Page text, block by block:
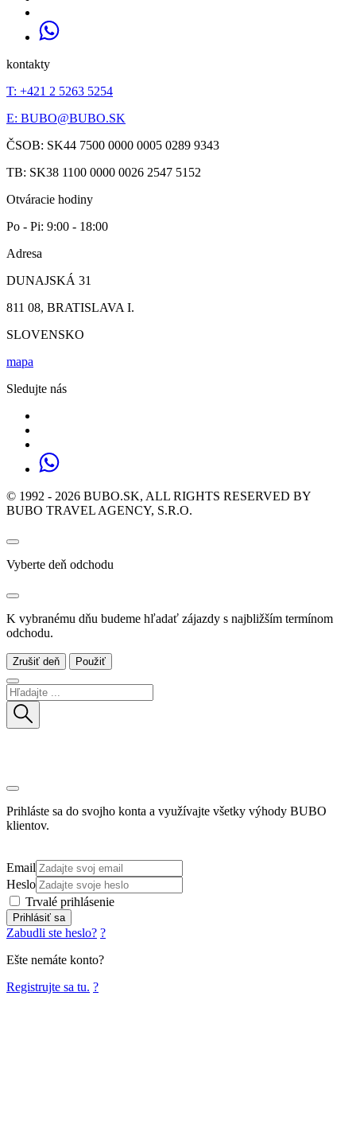
kontakty
T: +421 2 5263 5254
E: BUBO@BUBO.SK
ČSOB: SK44 7500 0000 0005 0289 9343
TB: SK38 1100 0000 0026 2547 5152
Otváracie hodiny
Po - Pi: 9:00 - 18:00
Adresa
DUNAJSKÁ 31
811 08, BRATISLAVA I.
SLOVENSKO
mapa
Sledujte nás
© 1992 - 2026 BUBO.SK, ALL RIGHTS RESERVED BY
BUBO TRAVEL AGENCY, S.R.O.
Vyberte deň odchodu
K vybranému dňu budeme hľadať zájazdy s najbližším termínom
odchodu.
Zrušiť deň Použiť
Prihláste sa do svojho konta a využívajte všetky výhody BUBO
klientov.
Email
Heslo
Trvalé prihlásenie
Prihlásiť sa
Zabudli ste heslo? ?
Ešte nemáte konto?
Registrujte sa tu. ?